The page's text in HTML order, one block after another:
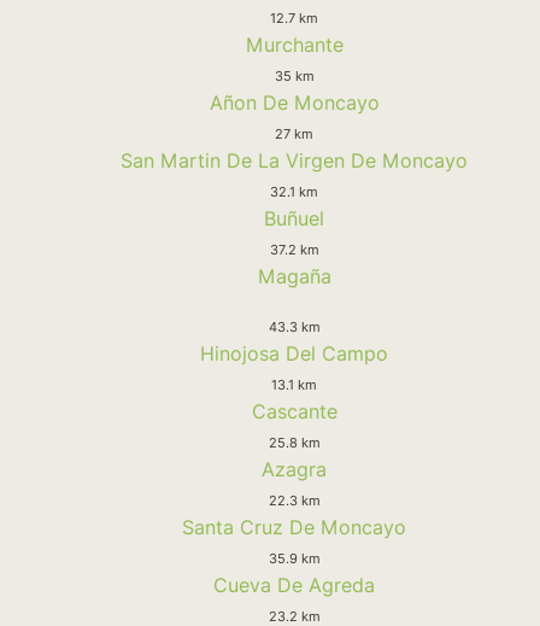
12.7 km
Murchante
35 km
Añon De Moncayo
27 km
San Martin De La Virgen De Moncayo
32.1 km
Buñuel
37.2 km
Magaña
43.3 km
Hinojosa Del Campo
13.1 km
Cascante
25.8 km
Azagra
22.3 km
Santa Cruz De Moncayo
35.9 km
Cueva De Agreda
23.2 km